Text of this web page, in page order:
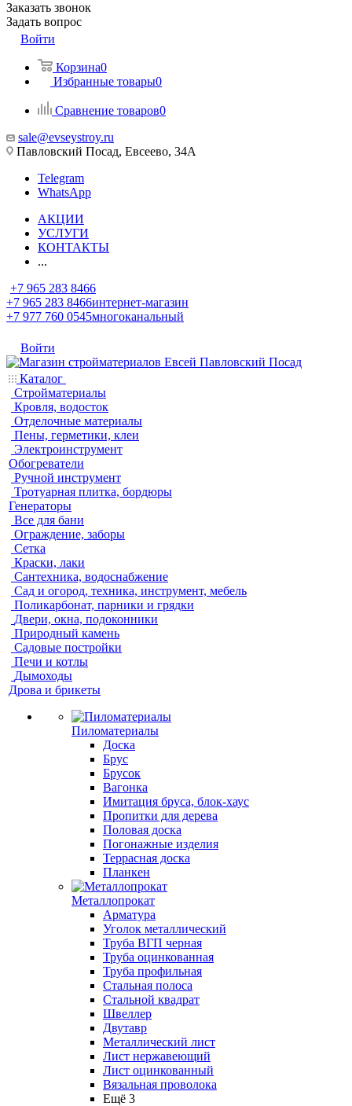
Заказать звонок
Задать вопрос
Войти
Корзина0
Избранные товары0
Сравнение товаров0
sale@evseystroy.ru
Павловский Посад, Евсеево, 34А
Telegram
WhatsApp
АКЦИИ
УСЛУГИ
КОНТАКТЫ
...
+7 965 283 8466
+7 965 283 8466интернет-магазин
+7 977 760 0545многоканальный
Войти
Каталог
Стройматериалы
Кровля, водосток
Отделочные материалы
Пены, герметики, клеи
Электроинструмент
Обогреватели
Ручной инструмент
Тротуарная плитка, бордюры
Генераторы
Все для бани
Ограждение, заборы
Сетка
Краски, лаки
Сантехника, водоснабжение
Сад и огород, техника, инструмент, мебель
Поликарбонат, парники и грядки
Двери, окна, подоконники
Природный камень
Садовые постройки
Печи и котлы
Дымоходы
Дрова и брикеты
Пиломатериалы
Доска
Брус
Брусок
Вагонка
Имитация бруса, блок-хаус
Пропитки для дерева
Половая доска
Погонажные изделия
Террасная доска
Планкен
Металлопрокат
Арматура
Уголок металлический
Труба ВГП черная
Труба оцинкованная
Труба профильная
Стальная полоса
Стальной квадрат
Швеллер
Двутавр
Металлический лист
Лист нержавеющий
Лист оцинкованный
Вязальная проволока
Ещё 3